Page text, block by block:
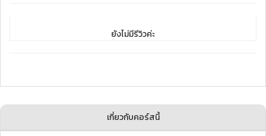
ยังไม่มีรีวิวค่ะ
เกี่ยวกับคอร์สนี้